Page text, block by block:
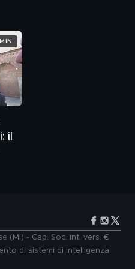
il
(MI) - Cap. Soc. int. vers. €
di sistemi di intelligenza